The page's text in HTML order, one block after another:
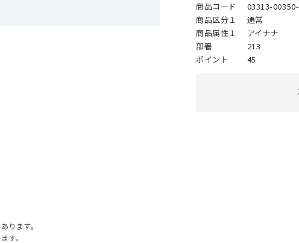
商品コード
03313-
商品区分１
通常
商品属性１
アイナナ
部署
213
ポイント
45
ります。
す。